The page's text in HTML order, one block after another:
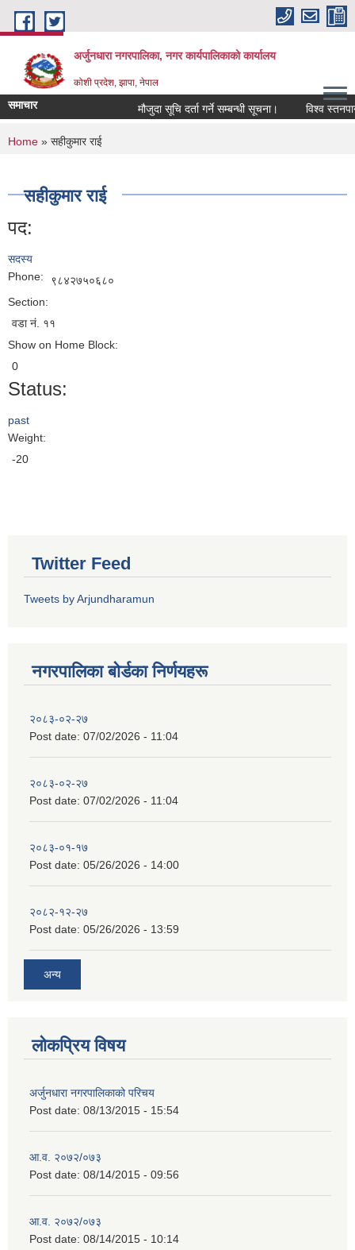
Skip to main content
अर्जुनधारा नगरपालिका, नगर कार्यपालिकाको कार्यालय
कोशी प्रदेश, झापा, नेपाल
समाचार मौजुदा सूचि दर्ता गर्ने सम्बन्धी सूचना। विश्व
You are here
Home » सहीकुमार राई
सहीकुमार राई
पद:
सदस्य
Phone:
९८४२७५०६८०
Section:
वडा नं. ११
Show on Home Block:
0
Status:
past
Weight:
-20
Twitter Feed
Tweets by Arjundharamun
नगरपालिका बाेर्डका निर्णयहरू
२०८३-०२-२७
Post date: 07/02/2026 - 11:04
२०८३-०२-२७
Post date: 07/02/2026 - 11:04
२०८३-०१-१७
Post date: 05/26/2026 - 14:00
२०८२-१२-२७
Post date: 05/26/2026 - 13:59
अन्य
लोकप्रिय विषय
अर्जुनधारा नगरपालिकाको परिचय
Post date: 08/13/2015 - 15:54
आ.व. २०७२/०७३
Post date: 08/14/2015 - 09:56
आ.व. २०७२/०७३
Post date: 08/14/2015 - 10:14